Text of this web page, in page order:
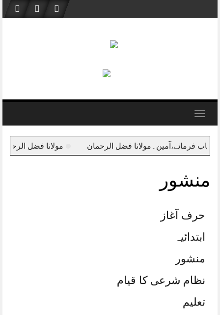
content
Toggle
فضل الرحمان مولانا فضل الرحمان کی حماس کے
منشور
حرف آغاز
ابتدائیہ
منشور
نظام شرعی کا قیام
تعلیم